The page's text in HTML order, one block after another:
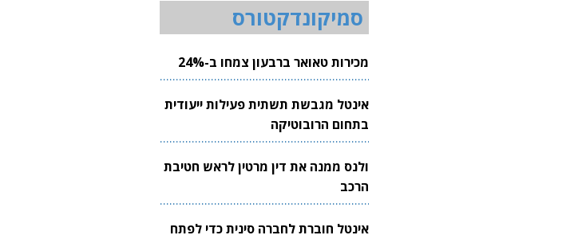
סמיקונדקטורס
מכירות טאואר ברבעון צמחו ב-24%
אינטל מגבשת תשתית פעילות ייעודית
בתחום הרובוטיקה
ולנס ממנה את דין מרטין לראש חטיבת
הרכב
אינטל חוברת לחברה סינית כדי לפתח